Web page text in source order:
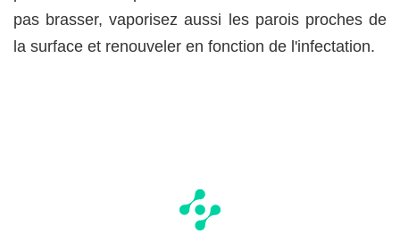
pas brasser, vaporisez aussi les parois proches de
la surface et renouveler en fonction de l'infectation.